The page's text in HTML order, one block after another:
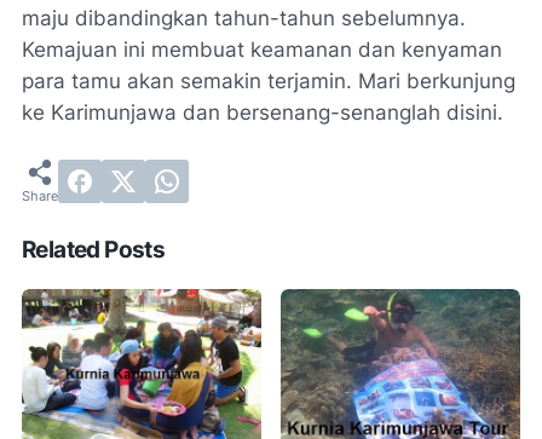
maju dibandingkan tahun-tahun sebelumnya.
Kemajuan ini membuat keamanan dan kenyaman
para tamu akan semakin terjamin. Mari berkunjung
ke Karimunjawa dan bersenang-senanglah disini.
Related Posts